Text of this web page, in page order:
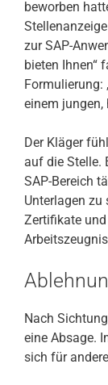
beworben
zur SAP-
bieten Ihnen“
Formulierung:
einem jungen,
Der Kläger
auf die Stelle.
SAP-Bereich
Unterlagen zu
Zertifikate
Nach
eine Absage.
sich für